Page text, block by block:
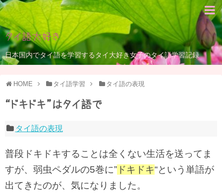
タイ語大好き
日本国内でタイ語を学習するタイ大好き女子のタイ語学習記録
HOME タイ語学習 タイ語の表現
“ドキドキ”はタイ語で
タイ語の表現
普段ドキドキすることは全くない生活を送ってま
すが、弱虫ペダルの5巻に” ドキドキ“という単語が
出てきたのが、気になりました。